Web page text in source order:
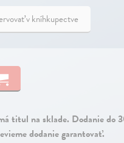
v kníhkupectve
titul na sklade. Dodanie do
dodanie garantovať.